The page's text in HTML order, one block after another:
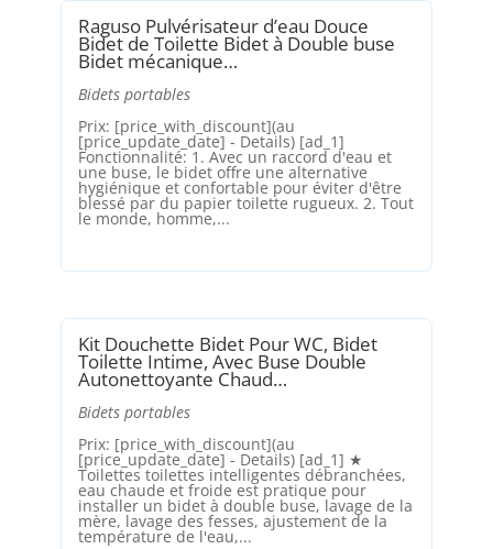
Raguso Pulvérisateur d’eau Douce
Bidet de Toilette Bidet à Double buse
Bidet mécanique…
Bidets portables
Prix: [price_with_discount](au
[price_update_date] - Details) [ad_1]
Fonctionnalité: 1. Avec un raccord d'eau et
une buse, le bidet offre une alternative
hygiénique et confortable pour éviter d'être
blessé par du papier toilette rugueux. 2. Tout
le monde, homme,...
Kit Douchette Bidet Pour WC, Bidet
Toilette Intime, Avec Buse Double
Autonettoyante Chaud…
Bidets portables
Prix: [price_with_discount](au
[price_update_date] - Details) [ad_1] ★
Toilettes toilettes intelligentes débranchées,
eau chaude et froide est pratique pour
installer un bidet à double buse, lavage de la
mère, lavage des fesses, ajustement de la
température de l'eau,...